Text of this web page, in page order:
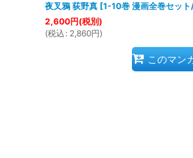
夜叉鴉 荻野真 [1-10巻 漫画全巻セッ
2,600円(税別)
(税込 : 2,860円)
このマン